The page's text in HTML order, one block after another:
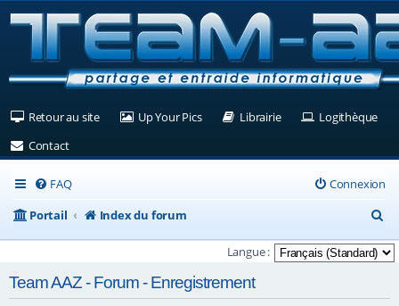
Retour au site(Ouvre un nouvel onglet)
Up Your Pics(Ouvre un nouvel onglet)
Librairie(Ouvre un nouvel
Logithèque
Contact(Ouvre un nouvel onglet)
FAQ
Connexion
Portail
Index du forum
e
c
Langue :
Team AAZ - Forum - Enregistrement